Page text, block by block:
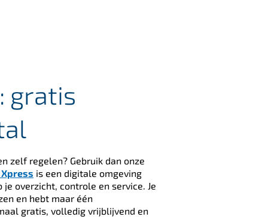
gratis
zelf regelen? Gebruik dan onze
Xpress is een digitale omgeving
overzicht, controle en service. Je
en hebt maar één
gratis, volledig vrijblijvend en